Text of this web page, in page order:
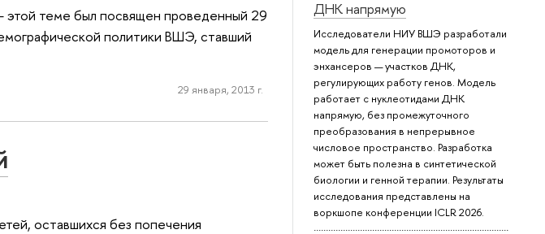
ДНК напрямую
Исследователи НИУ ВШЭ разработали
модель для генерации промоторов и
энхансеров — участков ДНК,
регулирующих работу генов. Модель
работает с нуклеотидами ДНК
напрямую, без промежуточного
преобразования в непрерывное
числовое пространство. Разработка
может быть полезна в синтетической
биологии и генной терапии. Результаты
исследования представлены на
воркшопе конференции ICLR 2026.
этой теме был посвящен проведенный 29
политики ВШЭ, ставший
29 января, 2013 г.
оставшихся без попечения